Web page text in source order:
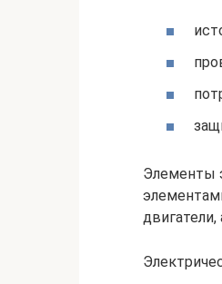
Элементы